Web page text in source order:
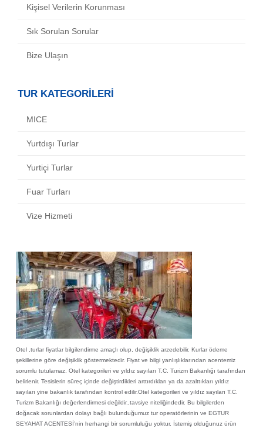
Kişisel Verilerin Korunması
Sık Sorulan Sorular
Bize Ulaşın
TUR KATEGORİLERİ
MICE
Yurtdışı Turlar
Yurtiçi Turlar
Fuar Turları
Vize Hizmeti
Otel ,turlar fiyatlar bilgilendirme amaçlı olup, değişiklik arzedebilir. Kurlar ödeme
şekillerine göre değişiklik göstermektedir. Fiyat ve bilgi yanlışlıklarından acentemiz
sorumlu tutulamaz. Otel kategorileri ve yıldız sayıları T.C. Turizm Bakanlığı tarafından
belirlenir. Tesislerin süreç içinde değiştirdikleri arttırdıkları ya da azalttıkları yıldız
sayıları yine bakanlık tarafından kontrol edilir.Otel kategorileri ve yıldız sayıları T.C.
Turizm Bakanlığı değerlendirmesi değildir.,tavsiye niteliğindedir. Bu bilgilerden
doğacak sorunlardan dolayı bağlı bulunduğumuz tur operatörlerinin ve EGTUR
SEYAHAT ACENTESİ’nin herhangi bir sorumluluğu yoktur. İstemiş olduğunuz ürün